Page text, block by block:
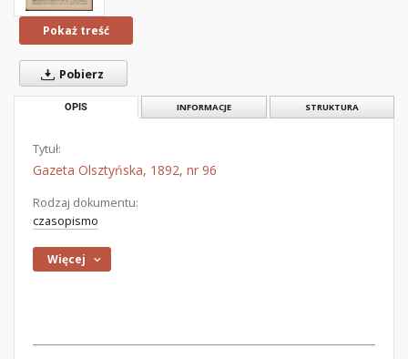
Pokaż treść
Pobierz
OPIS INFORMACJE STRUKTURA
Tytuł:
Gazeta Olsztyńska, 1892, nr 96
Rodzaj dokumentu:
czasopismo
Więcej